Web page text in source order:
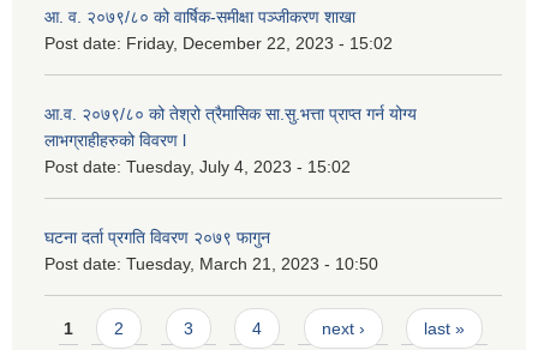
आ. व. २०७९/८० को वार्षिक-समीक्षा पञ्जीकरण शाखा
Post date: Friday, December 22, 2023 - 15:02
आ.व. २०७९/८० को तेश्रो त्रैमासिक सा.सु.भ‍त्ता प्राप्त गर्न योग्य
लाभग्राहीहरुको विवरण l
Post date: Tuesday, July 4, 2023 - 15:02
घटना दर्ता प्रगति विवरण २०७९ फागुन
Post date: Tuesday, March 21, 2023 - 10:50
Pages
1 2 3 4 next › last »